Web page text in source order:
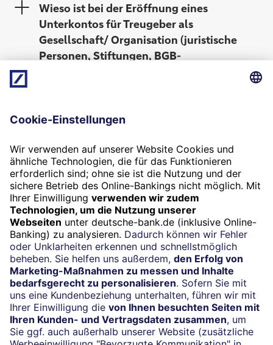
Wieso ist bei der Eröffnung eines
Unterkontos für Treugeber als
Gesellschaft/ Organisation (juristische
Personen, Stiftungen, BGB-
Das Geldwäschegesetz schreibt allen Banken vor,
vollständig zu erheben, aufzubewahren und
aktuell zu halten. Dazu zählen unter anderem
auch alle Daten zu Ihren Treugebern.
Handelt es sich bei dem Treugeber um eine
Gesellschaft/Organisation, ist somit auch die
Ermittlung und Dokumentation der wirtschaftlich
Berechtigten des Treugebers erforderlich. Dies
erfolgt anhand des Erfassungsbogen B.
Als Hilfestellung für die korrekte Befüllung des
Erfassungsbogen B haben wir Ihnen
weiterführende Hinweise sowie eine Ausfüllhilfe
auf dieser Seite zur Verfügung gestellt.